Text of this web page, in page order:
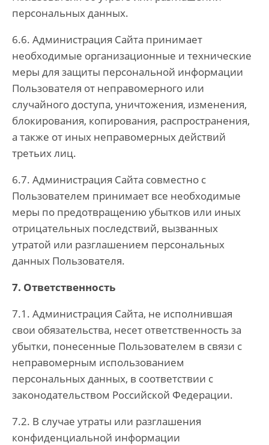
персональных данных.
6.6. Администрация Сайта принимает
необходимые организационные и технические
меры для защиты персональной информации
Пользователя от неправомерного или
случайного доступа, уничтожения, изменения,
блокирования, копирования, распространения,
а также от иных неправомерных действий
третьих лиц.
6.7. Администрация Сайта совместно с
Пользователем принимает все необходимые
меры по предотвращению убытков или иных
отрицательных последствий, вызванных
утратой или разглашением персональных
данных Пользователя.
7. Ответственность
7.1. Администрация Сайта, не исполнившая
свои обязательства, несет ответственность за
убытки, понесенные Пользователем в связи с
неправомерным использованием
персональных данных, в соответствии с
законодательством Российской Федерации.
7.2. В случае утраты или разглашения
конфиденциальной информации